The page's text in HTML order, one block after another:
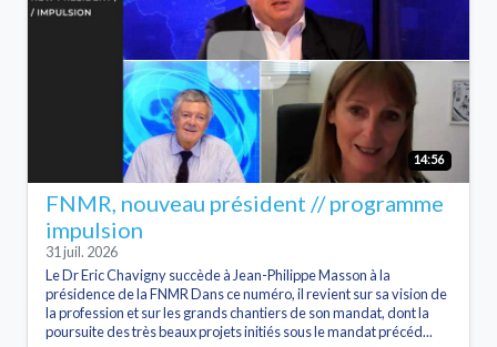
14:56
FNMR, nouveau président // programme
impulsion
31 juil. 2026
Le Dr Eric Chavigny succède à Jean-Philippe Masson à la
présidence de la FNMR Dans ce numéro, il revient sur sa vision de
la profession et sur les grands chantiers de son mandat, dont la
poursuite des très beaux projets initiés sous le mandat précéd...